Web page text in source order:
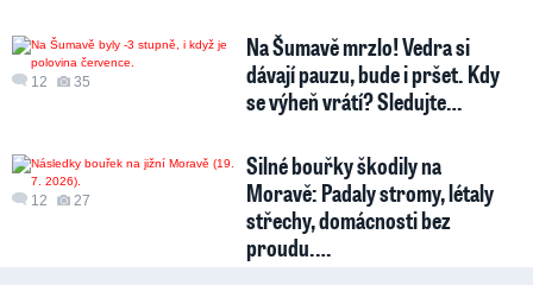
12 35
Na Šumavě mrzlo! Vedra si
dávají pauzu, bude i pršet. Kdy
se výheň vrátí? Sledujte…
12 27
Silné bouřky škodily na
Moravě: Padaly stromy, létaly
střechy, domácnosti bez
proudu.…